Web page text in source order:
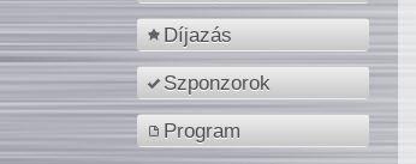
Díjazás
Szponzorok
Program